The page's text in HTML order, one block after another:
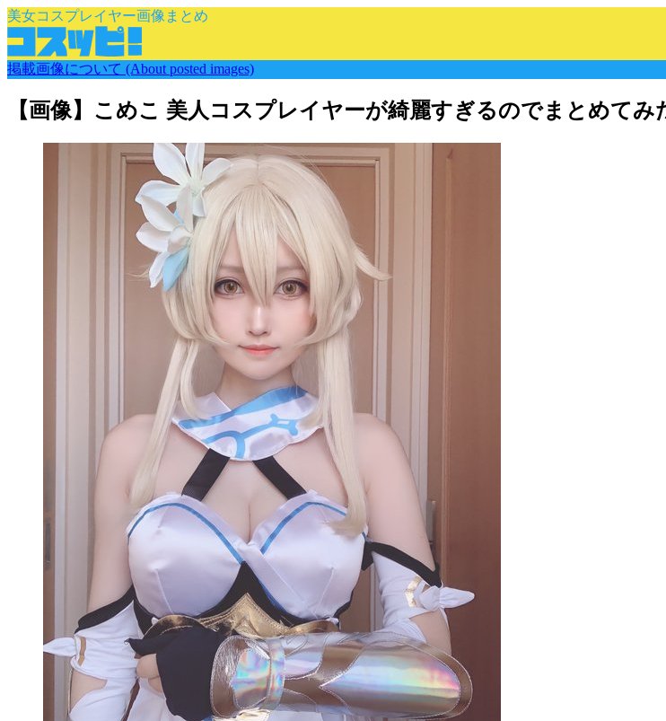
美女コスプレイヤー画像まとめ
掲載画像について (About posted images)
【画像】こめこ 美人コスプレイヤーが綺麗すぎるのでまとめてみ